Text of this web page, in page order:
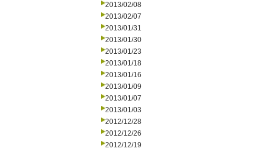
2013/02/08
2013/02/07
2013/01/31
2013/01/30
2013/01/23
2013/01/18
2013/01/16
2013/01/09
2013/01/07
2013/01/03
2012/12/28
2012/12/26
2012/12/19